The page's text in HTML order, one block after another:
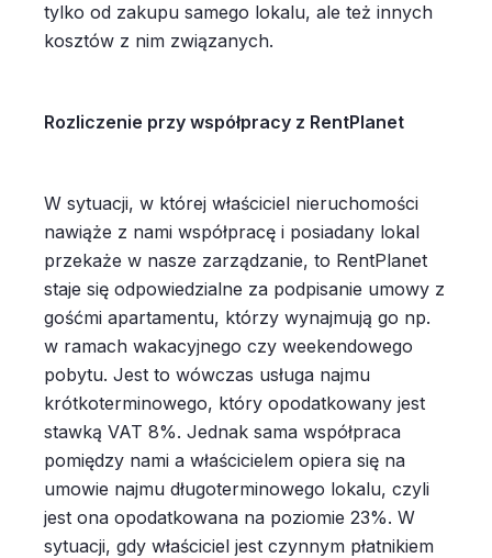
tylko od zakupu samego lokalu, ale też innych
kosztów z nim związanych.
Rozliczenie przy współpracy z RentPlanet
W sytuacji, w której właściciel nieruchomości
nawiąże z nami współpracę i posiadany lokal
przekaże w nasze zarządzanie, to RentPlanet
staje się odpowiedzialne za podpisanie umowy z
gośćmi apartamentu, którzy wynajmują go np.
w ramach wakacyjnego czy weekendowego
pobytu. Jest to wówczas usługa najmu
krótkoterminowego, który opodatkowany jest
stawką VAT 8%. Jednak sama współpraca
pomiędzy nami a właścicielem opiera się na
umowie najmu długoterminowego lokalu, czyli
jest ona opodatkowana na poziomie 23%. W
sytuacji, gdy właściciel jest czynnym płatnikiem